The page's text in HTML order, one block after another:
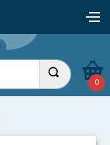
Udfør søgning
0